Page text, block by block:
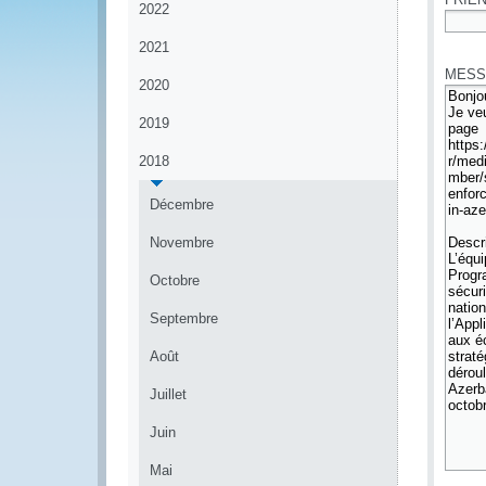
2022
2021
2020
2019
2018
Décembre
Novembre
Octobre
Septembre
Août
Juillet
Juin
Mai